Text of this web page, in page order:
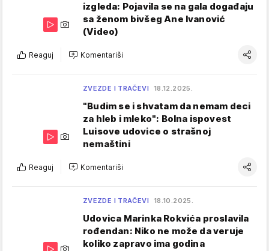
izgleda: Pojavila se na gala događaju
sa ženom bivšeg Ane Ivanović
(Video)
Reaguj Komentariši
ZVEZDE I TRAČEVI 18.12.2025.
"Budim se i shvatam da nemam deci
za hleb i mleko": Bolna ispovest
Luisove udovice o strašnoj
nemaštini
Reaguj Komentariši
ZVEZDE I TRAČEVI 18.10.2025.
Udovica Marinka Rokvića proslavila
rođendan: Niko ne može da veruje
koliko zapravo ima godina